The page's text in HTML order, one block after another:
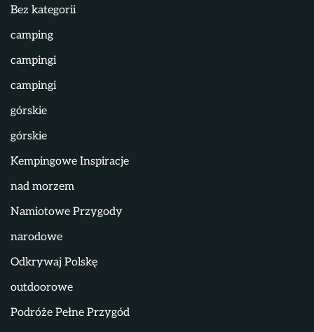
Bez kategorii
camping
campingi
campingi
górskie
górskie
Kempingowe Inspiracje
nad morzem
Namiotowe Przygody
narodowe
Odkrywaj Polskę
outdoorowe
Podróże Pełne Przygód